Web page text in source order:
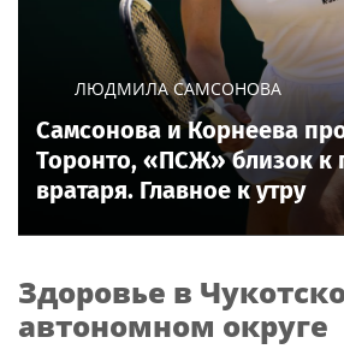
ЛЮДМИЛА САМСОНОВА
Самсонова и Корнеева
Торонто, «ПСЖ» близок к
вратаря. Главное к утру
Здоровье в
автономном округе